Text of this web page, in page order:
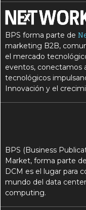
BPS forma parte de
marketing B2B,
el mercado
eventos, conectamos
tecnológicos
Innovación y el
BPS (Business
Market, forma parte
DCM es el lugar para
mundo del data
computing.